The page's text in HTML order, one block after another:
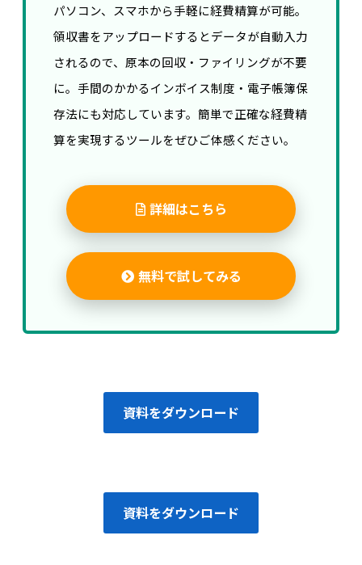
パソコン、スマホから手軽に経費精算が可能。
領収書をアップロードするとデータが自動入力
されるので、原本の回収・ファイリングが不要
に。手間のかかるインボイス制度・電子帳簿保
存法にも対応しています。簡単で正確な経費精
算を実現するツールをぜひご体感ください。
詳細はこちら
無料で試してみる
資料をダウンロード
資料をダウンロード